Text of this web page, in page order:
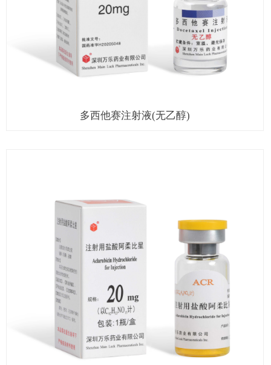
多西他赛注射液(无乙醇)